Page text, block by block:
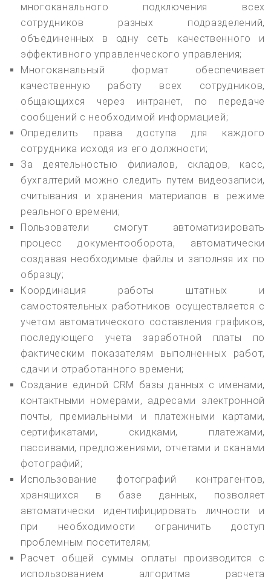
многоканального подключения всех
сотрудников разных подразделений,
объединенных в одну сеть качественного и
эффективного управленческого управления;
Многоканальный формат обеспечивает
качественную работу всех сотрудников,
общающихся через интранет, по передаче
сообщений с необходимой информацией;
Определить права доступа для каждого
сотрудника исходя из его должности;
За деятельностью филиалов, складов, касс,
бухгалтерий можно следить путем видеозаписи,
считывания и хранения материалов в режиме
реального времени;
Пользователи смогут автоматизировать
процесс документооборота, автоматически
создавая необходимые файлы и заполняя их по
образцу;
Координация работы штатных и
самостоятельных работников осуществляется с
учетом автоматического составления графиков,
последующего учета заработной платы по
фактическим показателям выполненных работ,
сдачи и отработанного времени;
Создание единой CRM базы данных с именами,
контактными номерами, адресами электронной
почты, премиальными и платежными картами,
сертификатами, скидками, платежами,
пассивами, предложениями, отчетами и сканами
фотографий;
Использование фотографий контрагентов,
хранящихся в базе данных, позволяет
автоматически идентифицировать личности и
при необходимости ограничить доступ
проблемным посетителям;
Расчет общей суммы оплаты производится с
использованием алгоритма расчета